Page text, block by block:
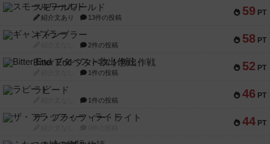
59 PT
スモールワールド
紹介文あり 13件の投稿
58 PT
ギャンブラー
2件の投稿
52 PT
Bitter End ブタペスト救出作戦
1件の投稿
46 PT
ラピード
1件の投稿
44 PT
ザ・フラッフィー・ライト